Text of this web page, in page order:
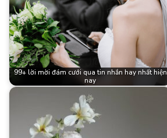
99+ lời mời đám cưới qua tin nhắn hay nhất hiện
nay